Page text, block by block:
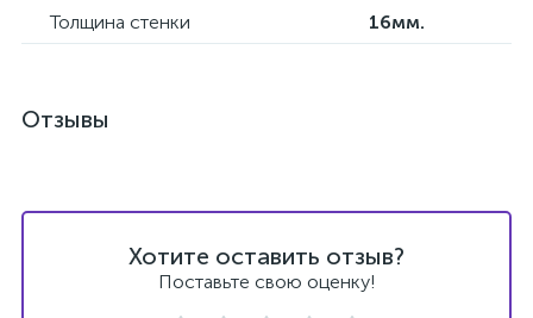
Толщина стенки
16мм.
Отзывы
Хотите оставить отзыв?
Поставьте свою оценку!